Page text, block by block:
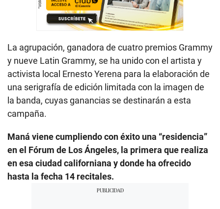
La agrupación, ganadora de cuatro premios Grammy
y nueve Latin Grammy, se ha unido con el artista y
activista local Ernesto Yerena para la elaboración de
una serigrafía de edición limitada con la imagen de
la banda, cuyas ganancias se destinarán a esta
campaña.
Maná viene cumpliendo con éxito una “residencia”
en el Fórum de Los Ángeles, la primera que realiza
en esa ciudad californiana y donde ha ofrecido
hasta la fecha 14 recitales.